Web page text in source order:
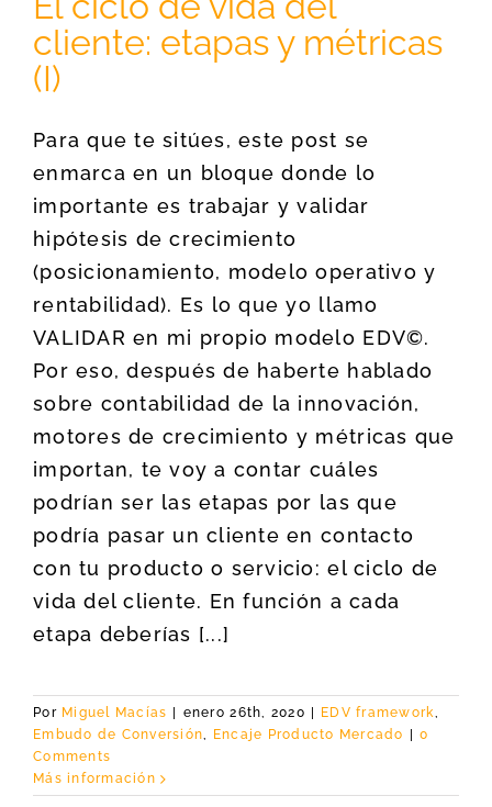
cliente: etapas y métricas
(I)
Para que te sitúes, este post se
enmarca en un bloque donde lo
importante es trabajar y validar
hipótesis de crecimiento
(posicionamiento, modelo operativo y
rentabilidad). Es lo que yo llamo
VALIDAR en mi propio modelo EDV©.
Por eso, después de haberte hablado
sobre contabilidad de la innovación,
motores de crecimiento y métricas que
importan, te voy a contar cuáles
podrían ser las etapas por las que
podría pasar un cliente en contacto
con tu producto o servicio: el ciclo de
vida del cliente. En función a cada
etapa deberías [...]
Por Miguel Macías enero 26th, 2020 EDV framework,
Embudo de Conversión, Encaje Producto Mercado
0
Comments
Más información